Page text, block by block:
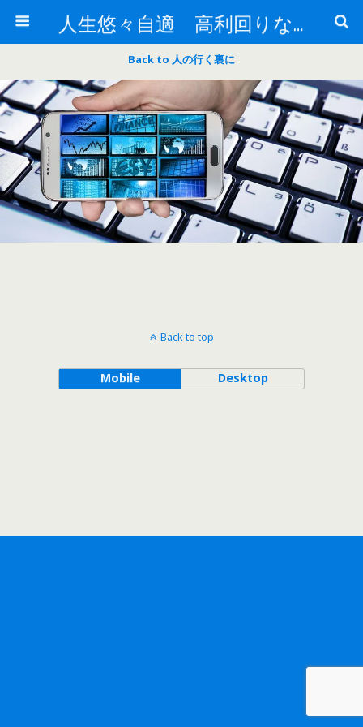
人生悠々自適 高利回りな投資法!
Back to 人の行く裏に
Back to top
Mobile Desktop